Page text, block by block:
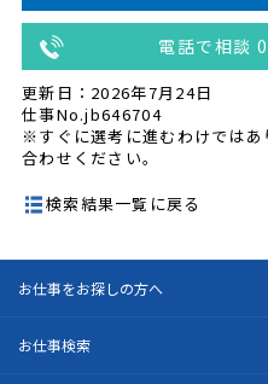
電話で相談
更新日：2026年7月24日
仕事No.jb646704
※すぐに選考に進むわけではあ
合わせください。
検索結果一覧に戻る
お仕事をお探しの方へ
お仕事検索